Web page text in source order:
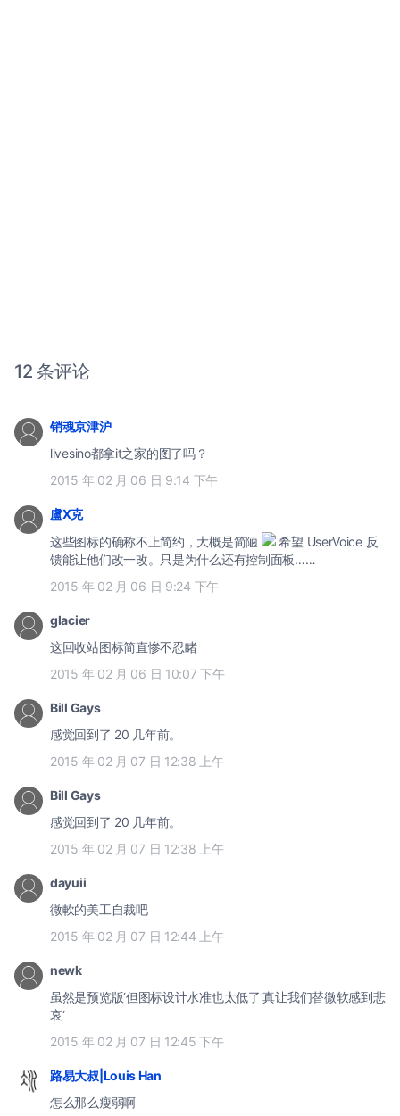
12 条评论
销魂京津沪
livesino都拿it之家的图了吗？
2015 年 02 月 06 日 9:14 下午
盧X克
这些图标的确称不上简约，大概是简陋
希望 UserVoice 反
馈能让他们改一改。只是为什么还有控制面板……
2015 年 02 月 06 日 9:24 下午
glacier
这回收站图标简直惨不忍睹
2015 年 02 月 06 日 10:07 下午
Bill Gays
感觉回到了 20 几年前。
2015 年 02 月 07 日 12:38 上午
Bill Gays
感觉回到了 20 几年前。
2015 年 02 月 07 日 12:38 上午
dayuii
微軟的美工自裁吧
2015 年 02 月 07 日 12:44 上午
newk
虽然是预览版‘但图标设计水准也太低了‘真让我们替微软感到悲
哀‘
2015 年 02 月 07 日 12:45 下午
路易大叔|Louis Han
怎么那么瘦弱啊